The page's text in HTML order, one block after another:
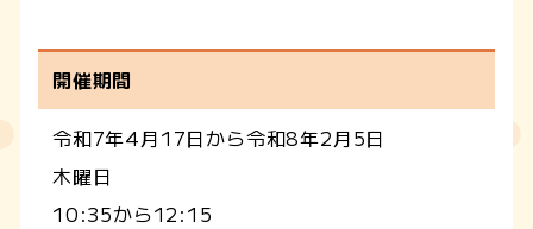
開催期間
令和7年4月17日から令和8年2月5日
木曜日
10:35から12:15